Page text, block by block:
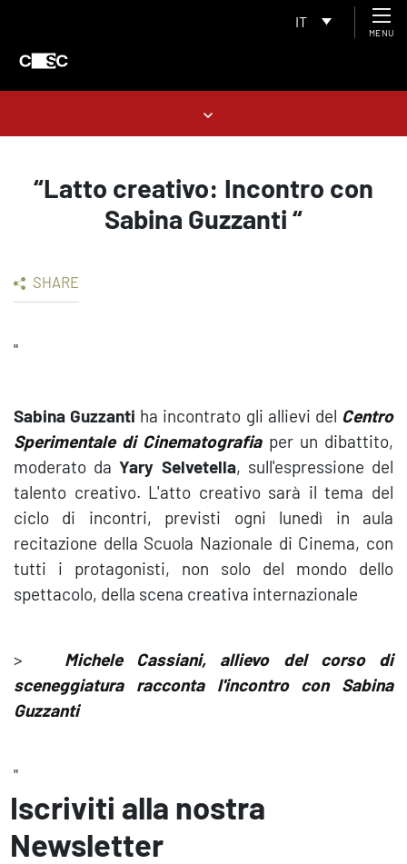
IT
MENU
“Latto creativo: Incontro con
Sabina Guzzanti “
SHARE
"
Sabina Guzzanti ha incontrato gli allievi del Centro
Sperimentale di Cinematografia per un dibattito,
moderato daYary Selvetella, sull'espressione del
talento creativo. L'atto creativo sarà il tema del
ciclo di incontri, previsti ogni lunedì in aula
recitazione della Scuola Nazionale di Cinema, con
tutti i protagonisti, non solo del mondo dello
spettacolo, della scena creativa internazionale
>
Michele Cassiani, allievo del corso di
sceneggiatura racconta l'incontro con Sabina
Guzzanti
"
Iscriviti alla nostra
Newsletter